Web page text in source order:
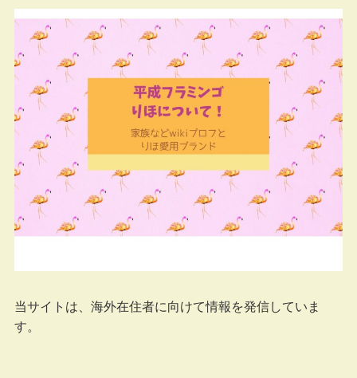
当サイトは、海外在住者に向けて情報を発信していま
す。